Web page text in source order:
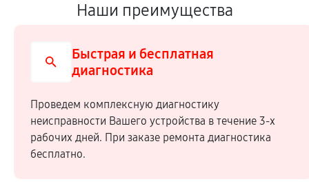
Наши преимущества
Быстрая и бесплатная
диагностика
Проведем комплексную диагностику
неисправности Вашего устройства в течение 3-х
рабочих дней. При заказе ремонта диагностика
бесплатно.